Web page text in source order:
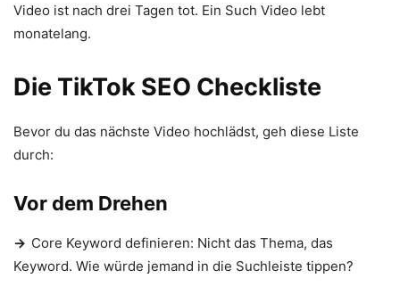
Video ist nach drei Tagen tot. Ein Such Video lebt
monatelang.
Die TikTok SEO Checkliste
Bevor du das nächste Video hochlädst, geh diese Liste
durch:
Vor dem Drehen
→ Core Keyword definieren: Nicht das Thema, das
Keyword. Wie würde jemand in die Suchleiste tippen?